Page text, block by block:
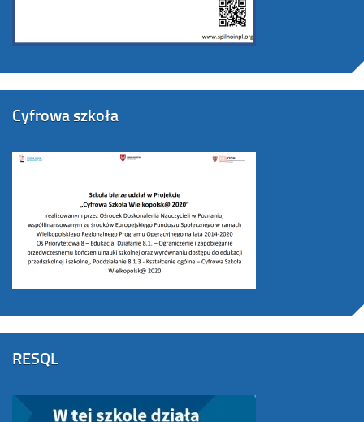
Cyfrowa szkoła
RESQL